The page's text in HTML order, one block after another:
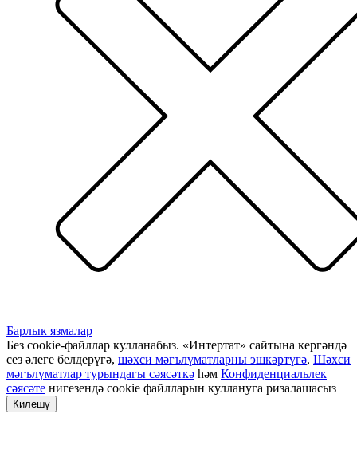
Барлык язмалар
Без cookie-файллар кулланабыз. «Интертат» сайтына кергәндә
сез әлеге белдерүгә, шәхси мәгълүматларны эшкәртүгә, Шәхси
мәгълүматлар турындагы сәясәткә һәм Конфиденциальлек
сәясәте нигезендә cookie файлларын куллануга ризалашасыз
Килешү